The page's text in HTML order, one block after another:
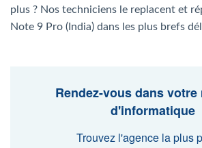
ASBL
Agent Mac
Nl
plus ? Nos techniciens le replacent et
Note 9 Pro (India) dans les plus brefs
Rendez-vous dans votre
d'informatique
Trouvez l'agence la plus